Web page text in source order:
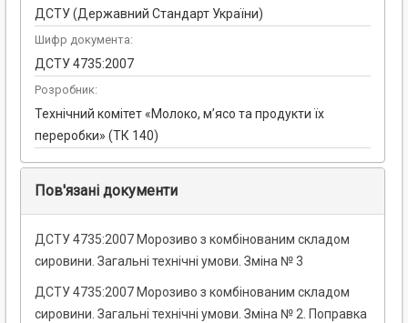
ДСТУ (Державний Стандарт України)
Шифр документа:
ДСТУ 4735:2007
Розробник:
Технічний комітет «Молоко, м’ясо та продукти їх
переробки» (ТК 140)
Пов'язані документи
ДСТУ 4735:2007 Морозиво з комбінованим складом
сировини. Загальні технічні умови. Зміна № 3
ДСТУ 4735:2007 Морозиво з комбінованим складом
сировини. Загальні технічні умови. Зміна № 2. Поправка